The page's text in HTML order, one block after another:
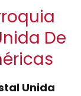
De
Unida